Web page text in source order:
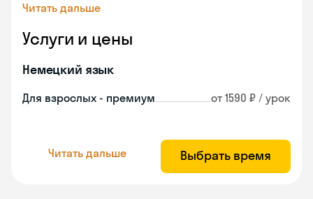
Читать дальше
Услуги и цены
Немецкий язык
Для взрослых - премиум от 1590 ₽ / урок
Читать дальше Выбрать время